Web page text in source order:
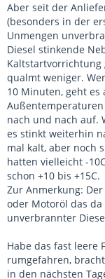
Aber seit der
(besonders in der
Unmengen
Diesel stinkende
Kaltstartvorrichtung
qualmt weniger.
10 Minuten, geht es
nach und nach auf.
es stinkt weiterhin
mal kalt, aber noch
hatten vielleicht -
schon +10 bis +15C.
Zur Anmerkung:
oder Motoröl das
unverbrannter
Habe das fast leere
rumgefahren,
in den nächsten